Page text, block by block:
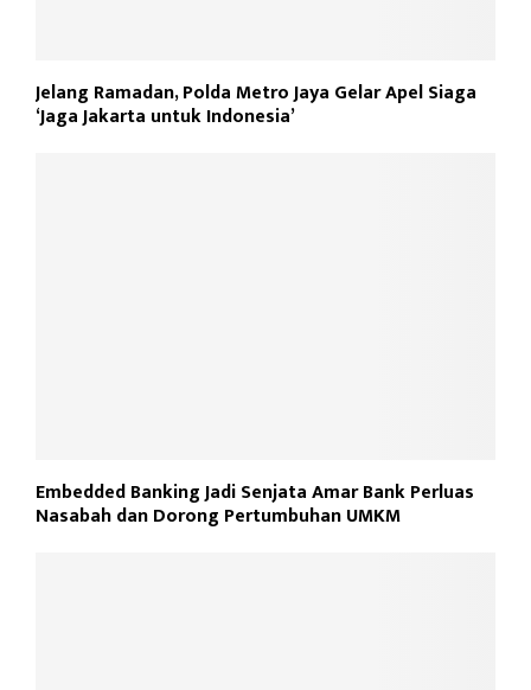
Jelang Ramadan, Polda Metro Jaya Gelar Apel Siaga
‘Jaga Jakarta untuk Indonesia’
Embedded Banking Jadi Senjata Amar Bank Perluas
Nasabah dan Dorong Pertumbuhan UMKM